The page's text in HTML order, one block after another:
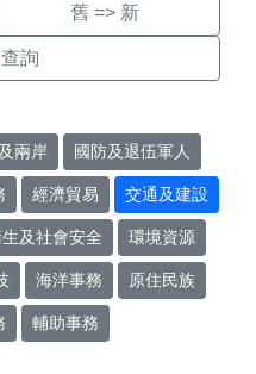
舊 => 新
詢
兩岸 國防及退伍軍人
經濟貿易 交通及建設
及社會安全 環境資源
海洋事務 原住民族
輔助事務